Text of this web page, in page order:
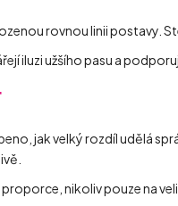
rovnou linii postavy.
iluzi užšího pasu a
jak velký rozdíl udělá
nikoliv pouze na